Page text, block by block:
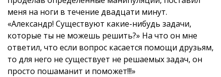
меня на ноги в течение двадцати минут.
«Александр! Существуют какие-нибудь задачи,
которые ты не можешь решить?» На что он мне
ответил, что если вопрос касается помощи друзьям,
то для него не существует не решаемых задач, он
просто пошаманит и поможет!!!»